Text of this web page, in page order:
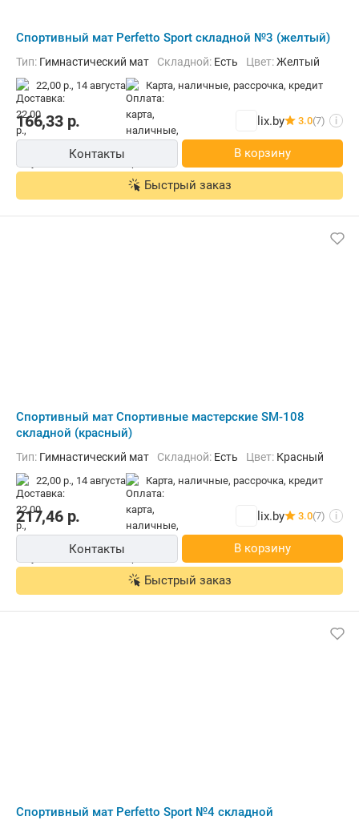
Cпортивный мат Perfetto Sport складной №3 (желтый)
Тип: Гимнастический мат Складной: Есть Цвет:Желтый
22,00 р., 14 августа карта, наличные, рассрочка, кредит
166,33р. lix.by 3.0(7) i
Контакты В корзину
Быстрый заказ
Cпортивный мат Спортивные мастерские SM-108
складной (красный)
Тип: Гимнастический мат Складной: Есть Цвет: Красный
22,00 р., 14 августа карта, наличные, рассрочка, кредит
217,46р. lix.by 3.0(7) i
Контакты В корзину
Быстрый заказ
Cпортивный мат Perfetto Sport №4 складной